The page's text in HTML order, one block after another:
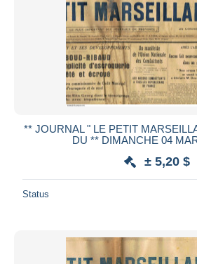
** JOURNAL " LE PETIT
DU ** DIMANCHE 04
± 5,20 $
Status